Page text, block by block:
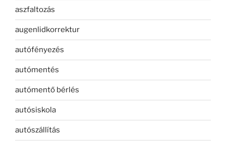
aszfaltozás
augenlidkorrektur
autófényezés
autómentés
autómentő bérlés
autósiskola
autószállítás